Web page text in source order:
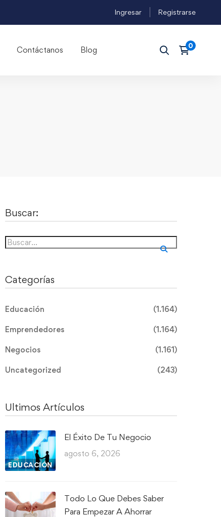
Ingresar Registrarse
Contáctanos Blog
Buscar:
Categorías
Educación (1.164)
Emprendedores (1.164)
Negocios (1.161)
Uncategorized (243)
Ultimos Artículos
EDUCACIÓN
El Éxito De Tu Negocio
agosto 6, 2026
Todo Lo Que Debes Saber
Para Empezar A Ahorrar